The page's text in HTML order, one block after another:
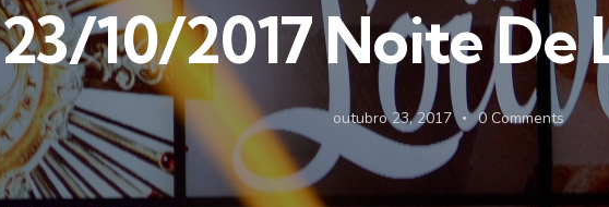
23/10/2017 Noite De
outubro 23, 2017 0 Comments